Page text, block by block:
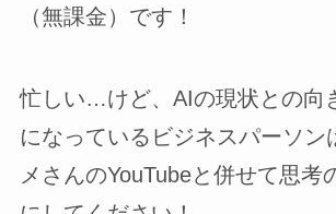
（無課金）です！
忙しい…けど、AIの現状との向
になっているビジネスパーソン
メさんのYouTubeと併せて思考